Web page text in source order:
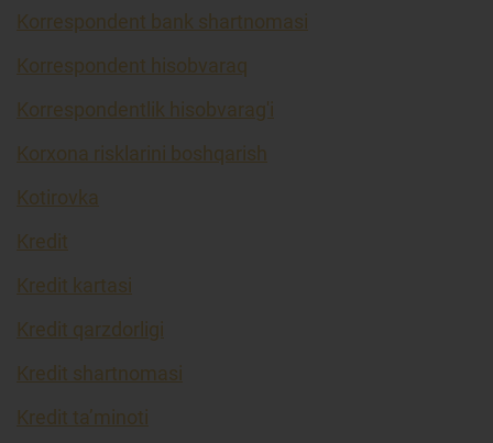
Korrespondent bank shartnomasi
Korrespondent hisobvaraq
Korrespondentlik hisobvarag'i
Korxona risklarini boshqarish
Kotirovka
Kredit
Kredit kartasi
Kredit qarzdorligi
Kredit shartnomasi
Kredit ta’minoti